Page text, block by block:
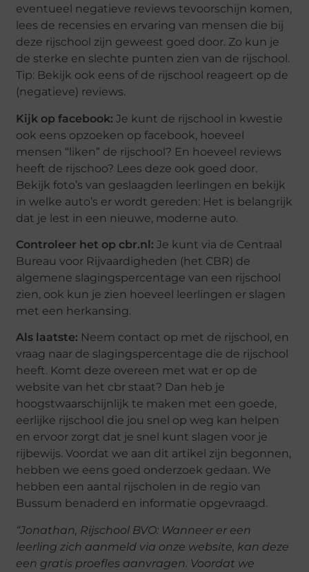
eventueel negatieve reviews tevoorschijn komen,
lees de recensies en ervaring van mensen die bij
deze rijschool zijn geweest goed door. Zo kun je
de sterke en slechte punten zien van de rijschool.
Tip: Bekijk ook eens of de rijschool reageert op de
(negatieve) reviews.
Kijk op facebook: Je kunt de rijschool in kwestie
ook eens opzoeken op facebook, hoeveel
mensen “liken” de rijschool? En hoeveel reviews
heeft de rijschoo? Lees deze ook goed door.
Bekijk foto’s van geslaagden leerlingen en bekijk
in welke auto’s er wordt gereden: Het is belangrijk
dat je lest in een nieuwe, moderne auto.
Controleer het op cbr.nl: Je kunt via de Centraal
Bureau voor Rijvaardigheden (het CBR) de
algemene slagingspercentage van een rijschool
zien, ook kun je zien hoeveel leerlingen er slagen
met een herkansing.
Als laatste: Neem contact op met de rijschool, en
vraag naar de slagingspercentage die de rijschool
heeft. Komt deze overeen met wat er op de
website van het cbr staat? Dan heb je
hoogstwaarschijnlijk te maken met een goede,
eerlijke rijschool die jou snel op weg kan helpen
en ervoor zorgt dat je snel kunt slagen voor je
rijbewijs. Voordat we aan dit artikel zijn begonnen,
hebben we eens goed onderzoek gedaan. We
hebben een aantal rijscholen in de regio van
Bussum benaderd en informatie opgevraagd.
“Jonathan, Rijschool BVO: Wanneer er een
leerling zich aanmeld via onze website, kan deze
een gratis proefles aanvragen. Voordat we